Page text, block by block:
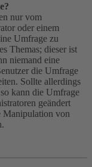
nur vom
oder einem
Umfrage zu
Themas; dieser ist
niemand eine
die Umfrage
Sollte allerdings
kann die Umfrage
geändert
Manipulation von